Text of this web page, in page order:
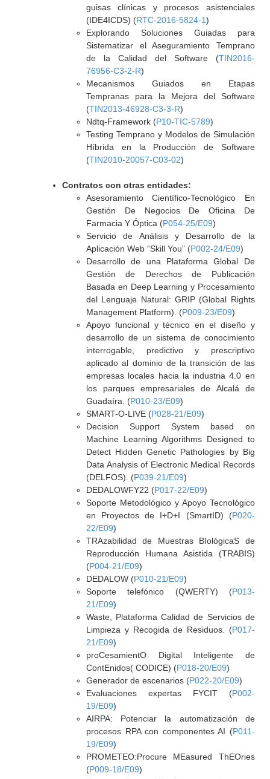
guisas clínicas y procesos asistenciales
(IDE4ICDS) (RTC-2016-5824-1)
Explorando Soluciones Guiadas para
Sistematizar el Aseguramiento Temprano
de la Calidad del Software (TIN2016-
76956-C3-2-R)
Mecanismos Guiados en Etapas
Tempranas para la Mejora del Software
(TIN2013-46928-C3-3-R)
Ndtq-Framework (P10-TIC-5789)
Testing Temprano y Modelos de Simulación
Híbrida en la Producción de Software
(TIN2010-20057-C03-02)
Contratos con otras entidades:
Asesoramiento Científico-Tecnológico En
Gestión De Negocios De Oficina De
Farmacia Y Óptica (P054-25/E09)
Servicio de Análisis y Desarrollo de la
Aplicación Web “Skill You” (P002-24/E09)
Desarrollo de una Plataforma Global De
Gestión de Derechos de Publicación
Basada en Deep Learning y Procesamiento
del Lenguaje Natural: GRIP (Global Rights
Management Platform). (P009-23/E09)
Apoyo funcional y técnico en el diseño y
desarrollo de un sistema de conocimiento
interrogable, predictivo y prescriptivo
aplicado al dominio de la transición de las
empresas locales hacia la industria 4.0 en
los parques empresariales de Alcalá de
Guadaíra. (P010-23/E09)
SMART-O-LIVE (P028-21/E09)
Decision Support System based on
Machine Learning Algorithms Designed to
Detect Hidden Genetic Pathologies by Big
Data Analysis of Electronic Medical Records
(DELFOS). (P039-21/E09)
DEDALOWFY22 (P017-22/E09)
Soporte Metodológico y Apoyo Tecnológico
en Proyectos de I+D+I (SmartID) (P020-
22/E09)
TRAzabilidad de Muestras BIológicaS de
Reproducción Humana Asistida (TRABIS)
(P004-21/E09)
DEDALOW (P010-21/E09)
Soporte telefónico (QWERTY) (P013-
21/E09)
Waste, Plataforma Calidad de Servicios de
Limpieza y Recogida de Residuos. (P017-
21/E09)
proCesamientO Digital Inteligente de
ContEnidos( CODICE) (P018-20/E09)
Generador de escenarios (P022-20/E09)
Evaluaciones expertas FYCIT (P002-
19/E09)
AIRPA: Potenciar la automatización de
procesos RPA con componentes AI (P011-
19/E09)
PROMETEO:Procure MEasured ThEOries
(P009-18/E09)